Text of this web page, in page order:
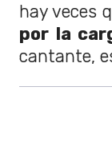
hay veces
por la
cantante,